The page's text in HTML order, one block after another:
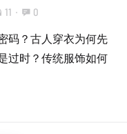
11 · 0
码？古人穿衣为何先
过时？传统服饰如何